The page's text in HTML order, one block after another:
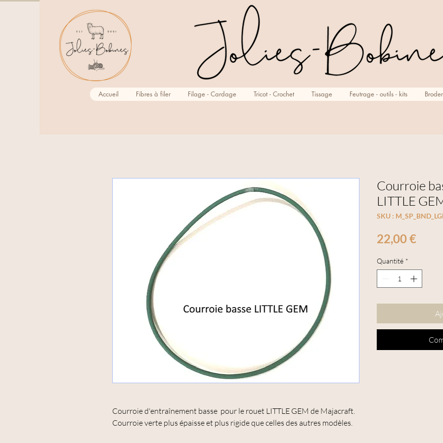
Accueil Fibres à filer Filage - Cardage Tricot - Crochet Tissage Feutrage - outils - kits
Courroie d'entraînement basse pour le rouet LITTLE GEM de Majacraft.
Courroie verte plus épaisse et plus rigide que celles des autres modèles.
Courroie
LITTLE
SKU :
22,00 €Prix
Quantité *